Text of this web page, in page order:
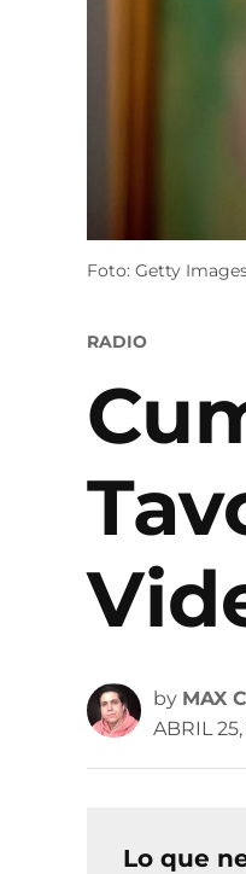
Foto: Getty
POSTED
RADIO
by MAX
ABRIL
Lo que